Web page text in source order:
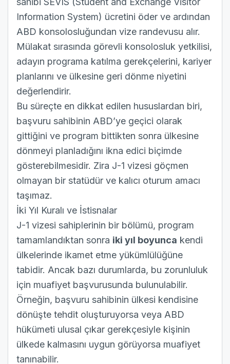
Information System) ücretini öder ve ardından
ABD konsolosluğundan vize randevusu alır.
Mülakat sırasında görevli konsolosluk yetkilisi,
adayın programa katılma gerekçelerini, kariyer
planlarını ve ülkesine geri dönme niyetini
değerlendirir.
Bu süreçte en dikkat edilen hususlardan biri,
başvuru sahibinin ABD’ye geçici olarak
gittiğini ve program bittikten sonra ülkesine
dönmeyi planladığını ikna edici biçimde
gösterebilmesidir. Zira J-1 vizesi göçmen
olmayan bir statüdür ve kalıcı oturum amacı
taşımaz.
İki Yıl Kuralı ve İstisnalar
J-1 vizesi sahiplerinin bir bölümü, program
tamamlandıktan sonra iki yıl boyunca kendi
ülkelerinde ikamet etme yükümlülüğüne
tabidir. Ancak bazı durumlarda, bu zorunluluk
için muafiyet başvurusunda bulunulabilir.
Örneğin, başvuru sahibinin ülkesi kendisine
dönüşte tehdit oluşturuyorsa veya ABD
hükümeti ulusal çıkar gerekçesiyle kişinin
ülkede kalmasını uygun görüyorsa muafiyet
tanınabilir.